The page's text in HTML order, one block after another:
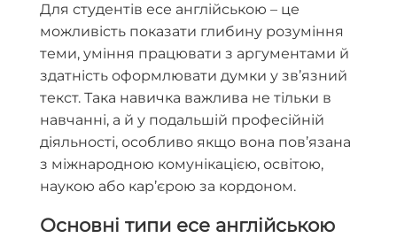
Для студентів есе англійською – це
можливість показати глибину розуміння
теми, уміння працювати з аргументами й
здатність оформлювати думки у зв’язний
текст. Така навичка важлива не тільки в
навчанні, а й у подальшій професійній
діяльності, особливо якщо вона пов’язана
з міжнародною комунікацією, освітою,
наукою або кар’єрою за кордоном.
Основні типи есе англійською